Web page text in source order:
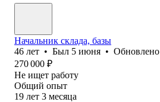
Начальник склада, базы
46 лет • Был 5 июня • Обновлено
270 000 ₽
Не ищет работу
Общий опыт
19 лет 3 месяца